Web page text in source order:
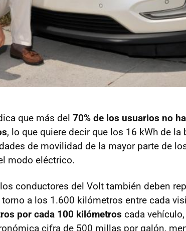
que más del 70% de los usuarios no
, lo que quiere decir que los 16 kWh de la
de movilidad de la mayor parte de
modo eléctrico.
conductores del Volt también deben
a los 1.600 kilómetros entre cada
por cada 100 kilómetros cada
cifra de 500 millas por galón,